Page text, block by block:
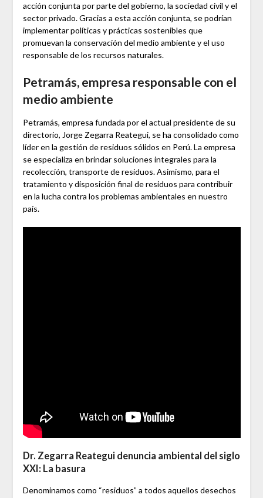
acción conjunta por parte del gobierno, la sociedad civil y el
sector privado. Gracias a esta acción conjunta, se podrían
implementar políticas y prácticas sostenibles que
promuevan la conservación del medio ambiente y el uso
responsable de los recursos naturales.
Petramás, empresa responsable con el
medio ambiente
Petramás, empresa fundada por el actual presidente de su
directorio, Jorge Zegarra Reategui, se ha consolidado como
líder en la gestión de residuos sólidos en Perú. La empresa
se especializa en brindar soluciones integrales para la
recolección, transporte de residuos. Asimismo, para el
tratamiento y disposición final de residuos para contribuir
en la lucha contra los problemas ambientales en nuestro
país.
Dr. Zegarra Reategui denuncia ambiental del siglo
XXI: La basura
Denominamos como “residuos” a todos aquellos desechos